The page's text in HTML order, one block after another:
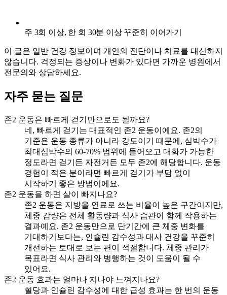
주 3회 이상, 한 회 30분 이상 꾸준히 이어가기
이 글은 일반 건강 정보이며 개인의 진단이나 치료를 대신하지
않습니다. 걱정되는 증상이나 변화가 있다면 가까운 병원에서
전문의와 상담하세요.
자주 묻는 질문
존2 운동은 빠르게 걷기만으로도 될까요?
네, 빠르게 걷기는 대표적인 존2 운동이에요. 존2의
기준은 운동 종류가 아니라 강도이기 때문에, 심박수가
최대심박수의 60-70% 범위에 들어오고 대화가 가능한
정도라면 걷기든 자전거든 모두 존2에 해당합니다. 운동
경험이 적은 분이라면 빠르게 걷기가 부담 없이
시작하기 좋은 방법이에요.
존2 운동을 하면 살이 빠지나요?
존2 운동은 지방을 연료로 쓰는 비율이 높은 구간이지만,
체중 감량은 전체 활동량과 식사 습관이 함께 작용하는
결과예요. 존2 운동만으로 단기간에 큰 체중 변화를
기대하기보다는, 인슐린 감수성과 대사 건강을 꾸준히
개선하는 토대로 보는 편이 적절합니다. 체중 관리가
목표라면 식사 관리와 병행하는 것이 도움이 될 수
있어요.
존2 운동 효과는 얼마나 지나야 느껴지나요?
혈당과 인슐린 감수성에 대한 급성 효과는 한 번의 운동